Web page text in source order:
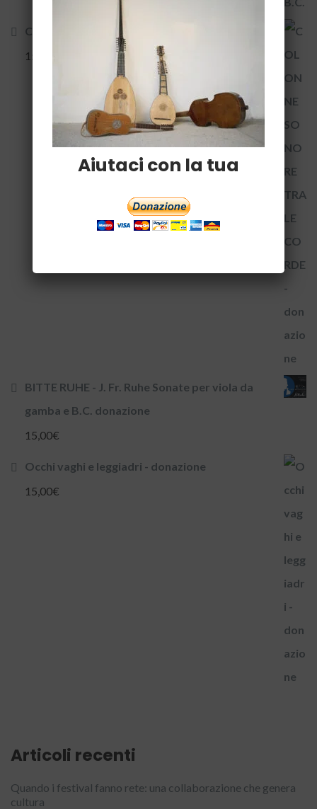
COLONNE SONORE TRA LE CORDE - donazione
15,00
BITTE RUHE - J. Fr. Ruhe Sonate per viola da
gamba e B.C. donazione
15,00€
Occhi vaghi e leggiadri - donazione
15,00€
Articoli recenti
Quando i festival fanno rete: una collaborazione che genera
cultura
Aiutaci con la tua